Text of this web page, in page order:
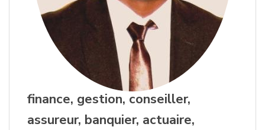
finance, gestion, conseiller,
assureur, banquier, actuaire,